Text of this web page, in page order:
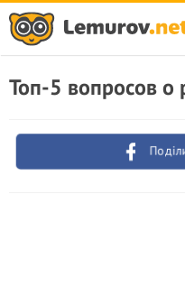
Топ-5 вопросов о